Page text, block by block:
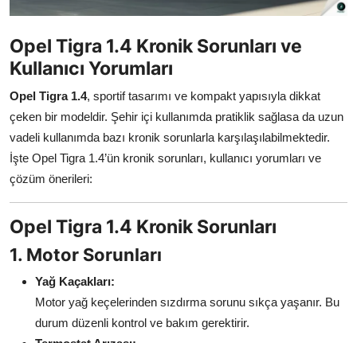
Sürüş & Güvenlik
Lastik & Jant
Yağlar & Sıvılar
LPG & Yakıt
Elektrik & Akü
Aydınlatma & Görüş
Şanzıman & Aktarma
Dizel Sistemler
Opel Tigra 1.4 Kronik Sorunları ve
Kullanıcı Yorumları
Opel Tigra 1.4, sportif tasarımı ve kompakt yapısıyla dikkat
çeken bir modeldir. Şehir içi kullanımda pratiklik sağlasa da uzun
vadeli kullanımda bazı kronik sorunlarla karşılaşılabilmektedir.
İşte Opel Tigra 1.4’ün kronik sorunları, kullanıcı yorumları ve
çözüm önerileri:
Opel Tigra 1.4 Kronik Sorunları
1. Motor Sorunları
Yağ Kaçakları:
Motor yağ keçelerinden sızdırma sorunu sıkça yaşanır. Bu
durum düzenli kontrol ve bakım gerektirir.